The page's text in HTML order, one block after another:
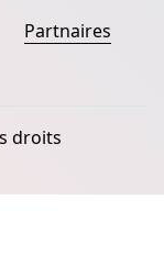
Partnaires
droits